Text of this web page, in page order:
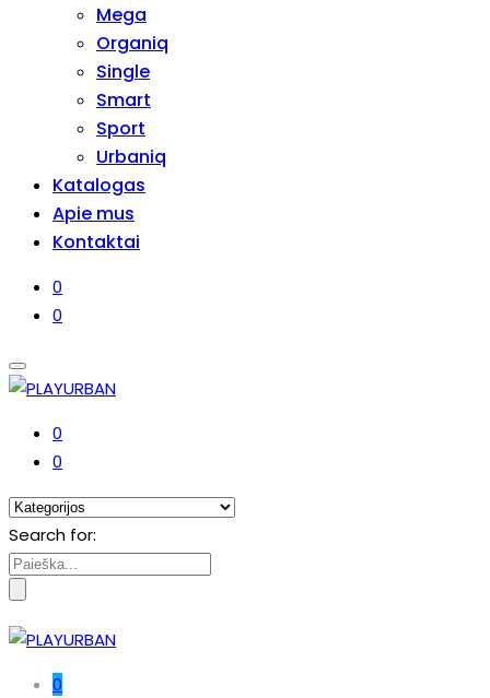
Mega
Organiq
Single
Smart
Sport
Urbaniq
Katalogas
Apie mus
Kontaktai
0
0
0
0
Search for:
0